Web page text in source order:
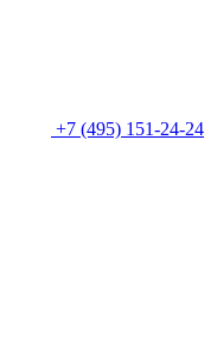
+7 (495) 151-24-24